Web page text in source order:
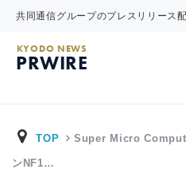
共同通信グループのプレスリリース
KYODO NEWS
PRWIRE
TOP Super Micro
ンNF1…